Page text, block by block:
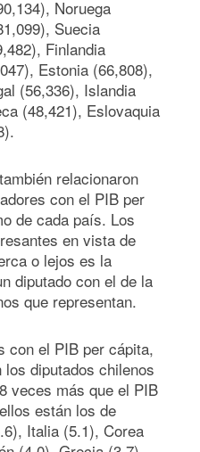
Noruega
Suecia
Finlandia
Estonia (66,808),
(56,336), Islandia
(48,421), Eslovaquia
relacionaron
con el PIB per
de cada país. Los
en vista de
o lejos es la
diputado con el de la
que representan.
con el PIB per cápita,
diputados chilenos
veces más que el PIB
están los de
Italia (5.1), Corea